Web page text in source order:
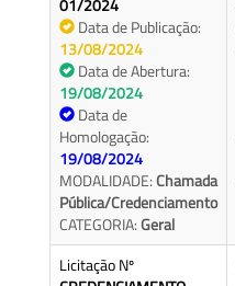
01/2024
Data de Publicação:
13/08/2024
Data de Abertura:
19/08/2024
Data de
Homologação:
19/08/2024
MODALIDADE:Chamada
Pública/Credenciamento
CATEGORIA:Geral
Licitação Nº